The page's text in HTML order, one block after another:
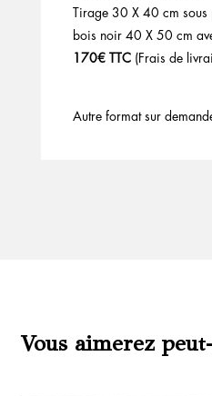
Tirage 30 X 40 cm sous
bois noir 40 X 50 cm
170€ TTC(Frais de
Autre format sur
Vous aimerez